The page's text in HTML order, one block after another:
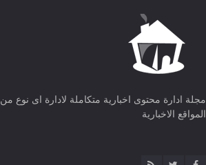
مجلة ادارة محتوى اخبارية متكاملة لادارة اى نوع من
المواقع الاخبارية